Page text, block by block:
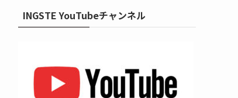
INGSTE YouTubeチャンネル